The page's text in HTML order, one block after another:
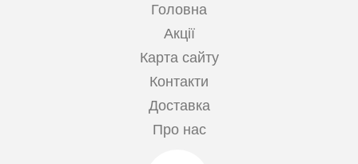
Головна
Акції
Карта сайту
Контакти
Доставка
Про нас